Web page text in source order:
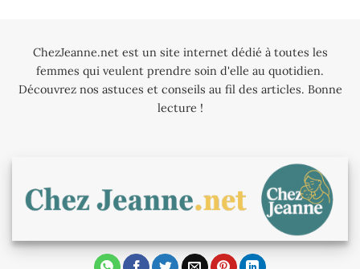
ChezJeanne.net est un site internet dédié à toutes les
femmes qui veulent prendre soin d'elle au quotidien.
Découvrez nos astuces et conseils au fil des articles. Bonne
lecture !